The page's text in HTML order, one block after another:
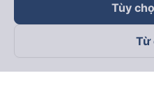
Theo dõi chúng tôi trên
Tùy
Từ